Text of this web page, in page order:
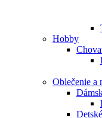
Hobby
Oblečenie a